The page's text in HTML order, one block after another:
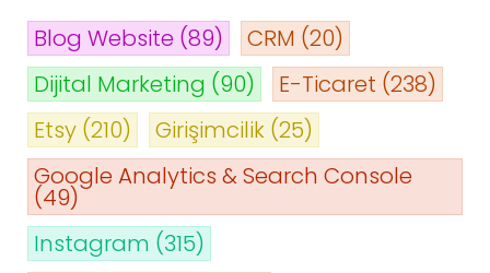
Blog Website (89) CRM (20)
Dijital Marketing (90) E-Ticaret (238)
Etsy (210) Girişimcilik (25)
Google Analytics & Search Console
(49)
Instagram (315)